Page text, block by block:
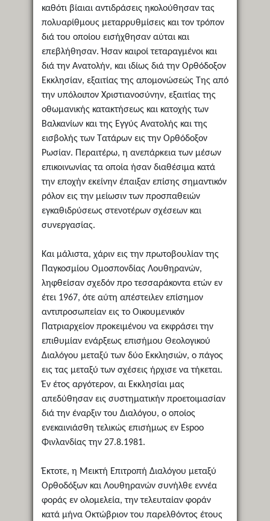
καθότι βίαιαι αντιδράσεις ηκολούθησαν τας
πολυαρίθμους μεταρρυθμίσεις και τον τρόπον
διά του οποίου εισήχθησαν αύται και
επεβλήθησαν. Ήσαν καιροί τεταραγμένοι και
διά την Ανατολήν, και ιδίως διά την Ορθόδοξον
Εκκλησίαν, εξαιτίας της απομονώσεώς Της από
την υπόλοιπον Χριστιανοσύνην, εξαιτίας της
οθωμανικής κατακτήσεως και κατοχής των
Βαλκανίων και της Εγγύς Ανατολής και της
εισβολής των Τατάρων εις την Ορθόδοξον
Ρωσίαν. Περαιτέρω, η ανεπάρκεια των μέσων
επικοινωνίας τα οποία ήσαν διαθέσιμα κατά
την εποχήν εκείνην έπαιξαν επίσης σημαντικόν
ρόλον εις την μείωσιν των προσπαθειών
εγκαθιδρύσεως στενοτέρων σχέσεων και
συνεργασίας.
Και μάλιστα, χάριν εις την πρωτοβουλίαν της
Παγκοσμίου Ομοσπονδίας Λουθηρανών,
ληφθείσαν σχεδόν προ τεσσαράκοντα ετών εν
έτει 1967, ότε αύτη απέστειλεν επίσημον
αντιπροσωπείαν εις το Οικουμενικόν
Πατριαρχείον προκειμένου να εκφράσει την
επιθυμίαν ενάρξεως επισήμου Θεολογικού
Διαλόγου μεταξύ των δύο Εκκλησιών, ο πάγος
εις τας μεταξύ των σχέσεις ήρχισε να τήκεται.
Έν έτος αργότερον, αι Εκκλησίαι μας
απεδύθησαν εις συστηματικήν προετοιμασίαν
διά την έναρξιν του Διαλόγου, ο οποίος
ενεκαινιάσθη τελικώς επισήμως εν Espoo
Φινλανδίας την 27.8.1981.
Έκτοτε, η Μεικτή Επιτροπή Διαλόγου μεταξύ
Ορθοδόξων και Λουθηρανών συνήλθε εννέα
φοράς εν ολομελεία, την τελευταίαν φοράν
κατά μήνα Οκτώβριον του παρελθόντος έτους